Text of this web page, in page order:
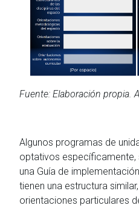
Fuente: Elaboración propia.
Algunos programas de
optativos específicamente,
una Guía de
tienen una estructura
orientaciones particulares